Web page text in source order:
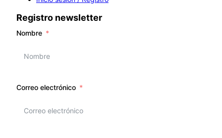
Registro newsletter
Nombre
Correo electrónico